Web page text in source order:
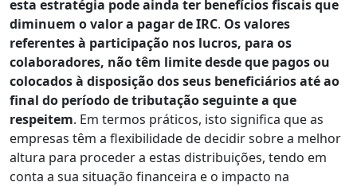
esta estratégia pode ainda ter benefícios fiscais que
diminuem o valor a pagar de IRC. Os valores
referentes à participação nos lucros, para os
colaboradores, não têm limite desde que pagos ou
colocados à disposição dos seus beneficiários até ao
final do período de tributação seguinte a que
respeitem. Em termos práticos, isto significa que as
empresas têm a flexibilidade de decidir sobre a melhor
altura para proceder a estas distribuições, tendo em
conta a sua situação financeira e o impacto na